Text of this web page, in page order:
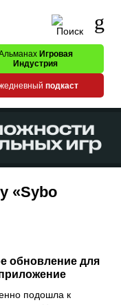
Игровая
Индустрия
подкаст
«Sybo
обновление для
подошла к